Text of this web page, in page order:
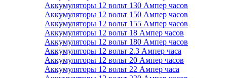
Аккумуляторы 12 вольт 130 Ампер часов
Аккумуляторы 12 вольт 150 Ампер часов
Аккумуляторы 12 вольт 155 Ампер часов
Аккумуляторы 12 вольт 18 Ампер часов
Аккумуляторы 12 вольт 180 Ампер часов
Аккумуляторы 12 вольт 2.3 Ампер часа
Аккумуляторы 12 вольт 20 Ампер часов
Аккумуляторы 12 вольт 22 Ампер часа